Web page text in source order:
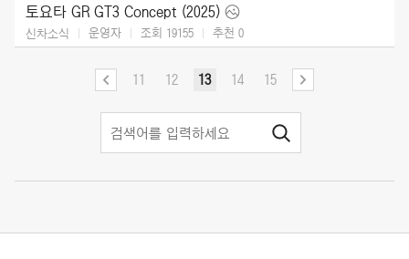
토요타 GR GT3 Concept (2025)
신차소식 운영자 조회 19155 추천 0
11 12 13 14 15